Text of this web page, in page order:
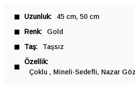
Uzunluk 45 cm 50 cm
Renk
Gold
Taş
Taşsız
Özellik
Çoklu
Mineli-Sedefli Nazar